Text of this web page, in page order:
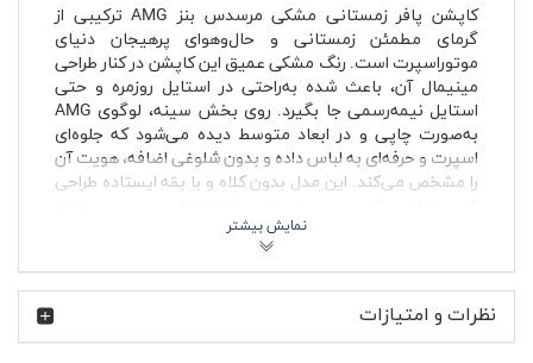
کاپشن پافر زمستانی مشکی مرسدس بنز AMG ترکیبی از
گرمای مطمئن زمستانی و حال‌وهوای پرهیجان دنیای
موتوراسپرت است. رنگ مشکی عمیق این کاپشن در کنار طراحی
مینیمال آن، باعث شده به‌راحتی در استایل روزمره و حتی
استایل نیمه‌رسمی جا بگیرد. روی بخش سینه، لوگوی AMG
به‌صورت چاپی و در ابعاد متوسط دیده می‌شود که جلوه‌ای
اسپرت و حرفه‌ای به لباس داده و بدون شلوغی اضافه، هویت آن
را مشخص می‌کند. این مدل بدون کلاه و با یقه ایستاده طراحی
گردن در برابر باد محافظت کند.
است؛ جایی که تمرکز روی قدرت، سرعت و دقت مهندسی قرار
نظرات و امتیازات